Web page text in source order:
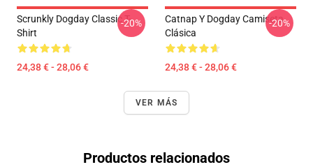
Scrunkly Dogday Classic T-
Shirt
24,38 € - 28,06 €
-20%
Catnap Y Dogday Camiseta
Clásica
24,38 € - 28,06 €
-20%
VER MÁS
Productos relacionados